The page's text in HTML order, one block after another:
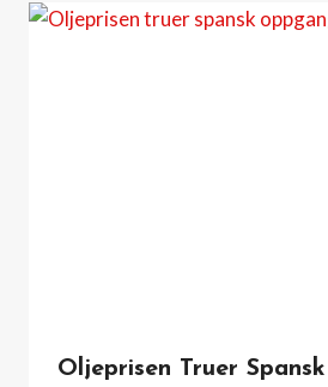
Oljeprisen Truer